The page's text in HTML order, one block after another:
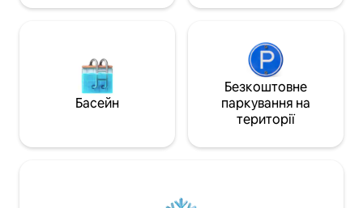
пишаємося тим, що ділимося ним з
нашими гостями! Вілла ваша! З
лицьового боку та зверху вниз! Я
завжди на зв 'язку електронною
нерухомості в PV, господиня, садівник/
виникає, зазвичай може швидко
Басейн
Безкоштовне
паркування на
території